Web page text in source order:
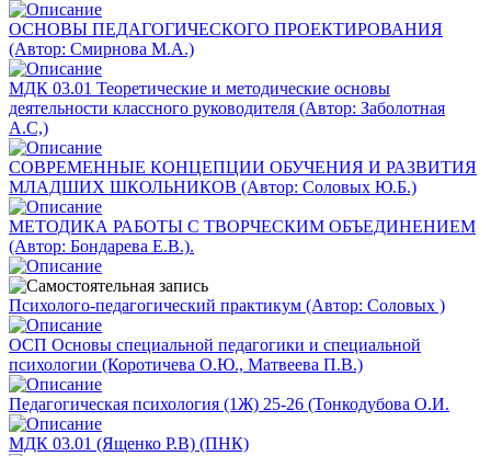
ОСНОВЫ ПЕДАГОГИЧЕСКОГО ПРОЕКТИРОВАНИЯ
(Автор: Смирнова М.А.)
МДК 03.01 Теоретические и методические основы
деятельности классного руководителя (Автор: Заболотная
А.С,)
СОВРЕМЕННЫЕ КОНЦЕПЦИИ ОБУЧЕНИЯ И РАЗВИТИЯ
МЛАДШИХ ШКОЛЬНИКОВ (Автор: Соловых Ю.Б.)
МЕТОДИКА РАБОТЫ С ТВОРЧЕСКИМ ОБЪЕДИНЕНИЕМ
(Автор: Бондарева Е.В.).
Психолого-педагогический практикум (Автор: Соловых )
ОСП Основы специальной педагогики и специальной
психологии (Коротичева О.Ю., Матвеева П.В.)
Педагогическая психология (1Ж) 25-26 (Тонкодубова О.И.
МДК 03.01 (Ященко Р.В) (ПНК)